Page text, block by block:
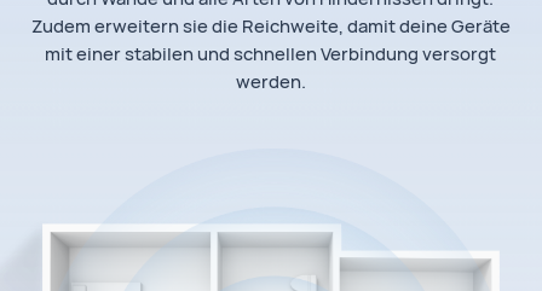
Zudem erweitern sie die Reichweite, damit deine Geräte
mit einer stabilen und schnellen Verbindung versorgt
werden.